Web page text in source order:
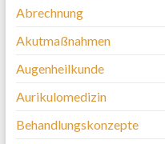
Abrechnung
Akutmaßnahmen
Augenheilkunde
Aurikulomedizin
Behandlungskonzepte